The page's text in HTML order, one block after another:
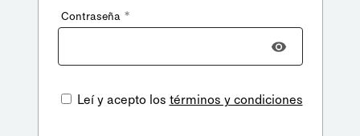
Contraseña *
Leí y acepto los términos y condiciones